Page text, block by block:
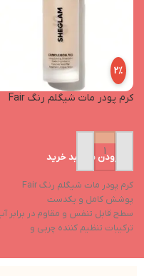
2%
کرم پودر مات شیگلم رنگ Fair
افزودن به سبد خرید
کرم پودر مات شیگلم رنگ Fair
پوشش کامل و یکدست
سطح قابل تنفس و مقاوم در برابر
ترکیبات تنظیم کننده چربی و
بدون عطر و مواد حساسیت‌زا